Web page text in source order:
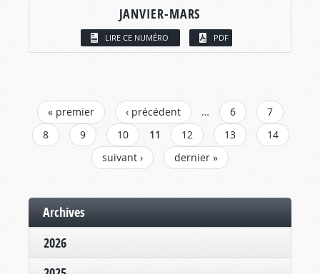
JANVIER-MARS
LIRE CE NUMÉRO PDF
PAGES
« premier ‹ précédent … 6
7
8
9 10 11 12 13
14
suivant ›
dernier »
Archives
2026